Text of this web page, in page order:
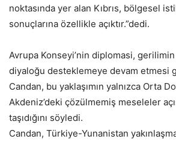
noktasında yer alan Kıbrıs, bölgesel
sonuçlarına özellikle açıktır.”dedi.
Avrupa Konseyi’nin diplomasi, gerilimin
diyaloğu desteklemeye devam etmesi
Candan, bu yaklaşımın yalnızca Orta
Akdeniz’deki çözülmemiş meseleler
taşıdığını söyledi.
Candan, Türkiye-Yunanistan